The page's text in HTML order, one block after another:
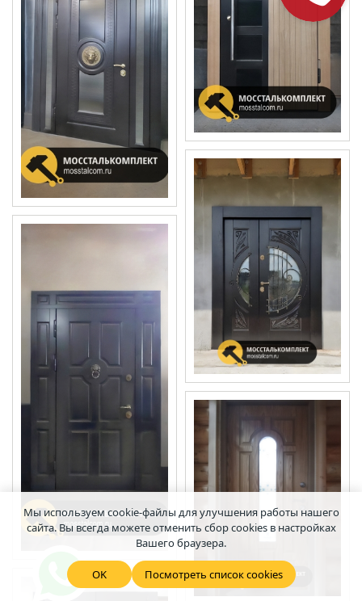
Мы используем cookie-файлы для улучшения работы нашего
сайта. Вы всегда можете отменить сбор cookies в настройках
Вашего браузера.
OK Посмотреть список cookies